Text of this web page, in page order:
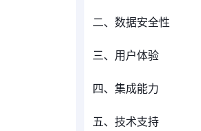
二、数据安全性
三、用户体验
四、集成能力
五、技术支持